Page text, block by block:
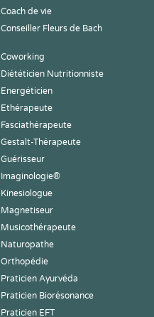
Coach de vie
Conseiller Fleurs de Bach
Coworking
Diététicien Nutritionniste
Energéticien
Ethérapeute
Fasciathérapeute
Gestalt-Thérapeute
Guérisseur
Imaginologie®
Kinesiologue
Magnetiseur
Musicothérapeute
Naturopathe
Orthopédie
Praticien Ayurvéda
Praticien Biorésonance
Praticien EFT